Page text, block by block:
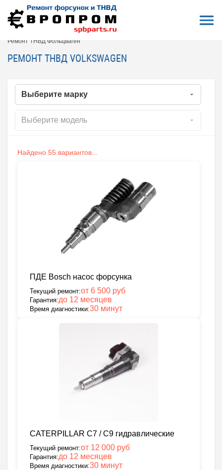
На главную
Все форсунки
Ремонт ТНВД (Топливных Насосов Высокого Давления)
Ремонт ТНВД Фольцваген
РЕМОНТ ТНВД VOLKSWAGEN
Найдено 55 вариантов...
ПДЕ Bosch насос форсунка
Текущий ремонт:от 6 500 руб
Гарантия:до 12 месяцев
Время диагностики:30 минут
CATERPILLAR C7 / C9 гидравлические
Текущий ремонт:от 12 000 руб
Гарантия:до 12 месяцев
Время диагностики:30 минут